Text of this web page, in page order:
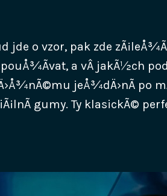
jde o vzor, pak zde
pouÅ¾Ã­vat, a vÂ jakÃ½ch
jeÅ¾dÄ›nÃ­ po
gumy. Ty klasickÃ©